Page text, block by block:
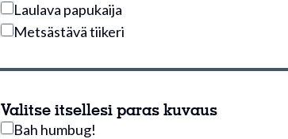
Laulava papukaija
Metsästävä tiikeri
Valitse itsellesi paras kuvaus
Bah humbug!